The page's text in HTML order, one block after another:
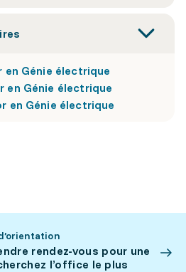
en Génie électrique
en Génie électrique
en Génie électrique
rendez-vous pour une
l’office le plus